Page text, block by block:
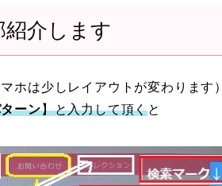
介します
ホは少しレイアウトが変わります）
ーン】と入力して頂くと